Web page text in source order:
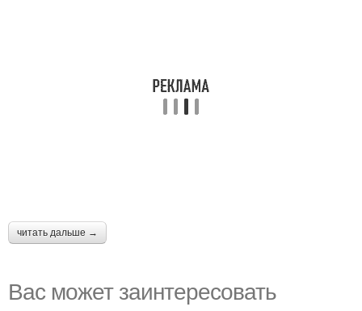
читать дальше →
Вас может заинтересовать